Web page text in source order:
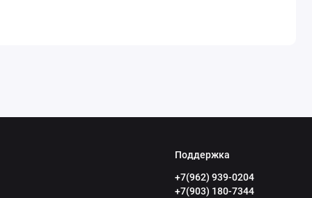
Поддержка
+7(962) 939-0204
+7(903) 180-7344